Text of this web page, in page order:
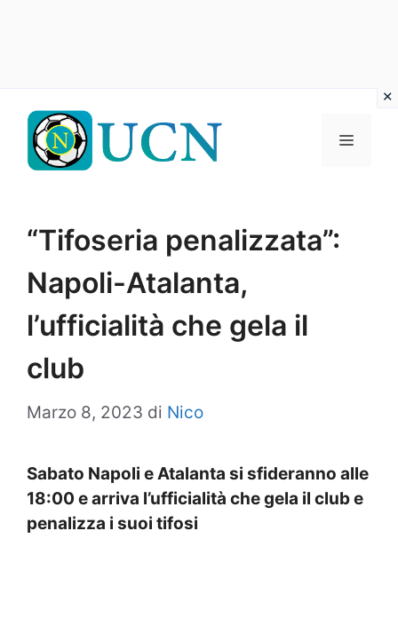
contenuto
Menu
“Tifoseria penalizzata”:
Napoli-Atalanta,
l’ufficialità che gela il
club
Marzo 8, 2023 di Nico
Sabato Napoli e Atalanta si sfideranno alle
18:00 e arriva l’ufficialità che gela il club e
penalizza i suoi tifosi